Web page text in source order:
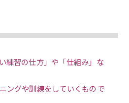
練習の仕方」や「仕組み」な
ングや訓練をしていくもので